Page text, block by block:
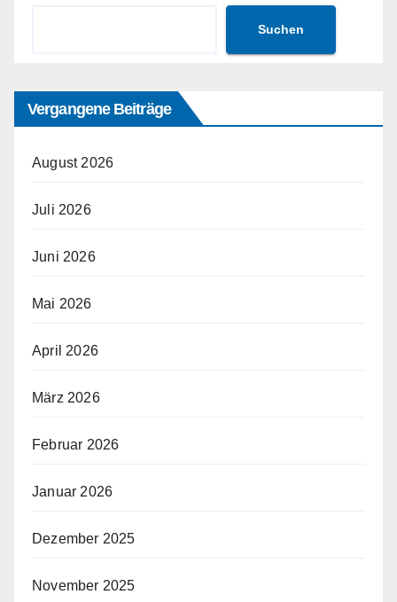
Suchen
Vergangene Beiträge
August 2026
Juli 2026
Juni 2026
Mai 2026
April 2026
März 2026
Februar 2026
Januar 2026
Dezember 2025
November 2025